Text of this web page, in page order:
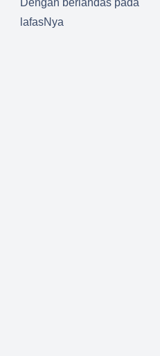
Dengan berlandas pada
lafasNya